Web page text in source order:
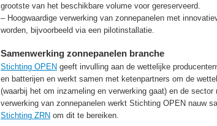
grootste van het beschikbare volume voor gereserveerd.
– Hoogwaardige verwerking van zonnepanelen met
worden, bijvoorbeeld via een pilotinstallatie.
Samenwerking zonnepanelen branche
Stichting OPEN geeft invulling aan de wettelijke
en batterijen en werkt samen met ketenpartners om de
(waarbij het om inzameling en verwerking gaat) en de
verwerking van zonnepanelen werkt Stichting OPEN nauw
Stichting ZRN om dit te bereiken.